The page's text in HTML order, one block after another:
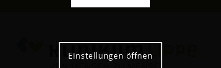
Einstellungen öffnen